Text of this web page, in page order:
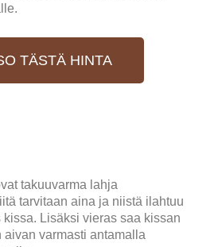
TÄSTÄ HINTA
takuuvarma lahja
tarvitaan aina ja niistä ilahtuu
Lisäksi vieras saa kissan
varmasti antamalla